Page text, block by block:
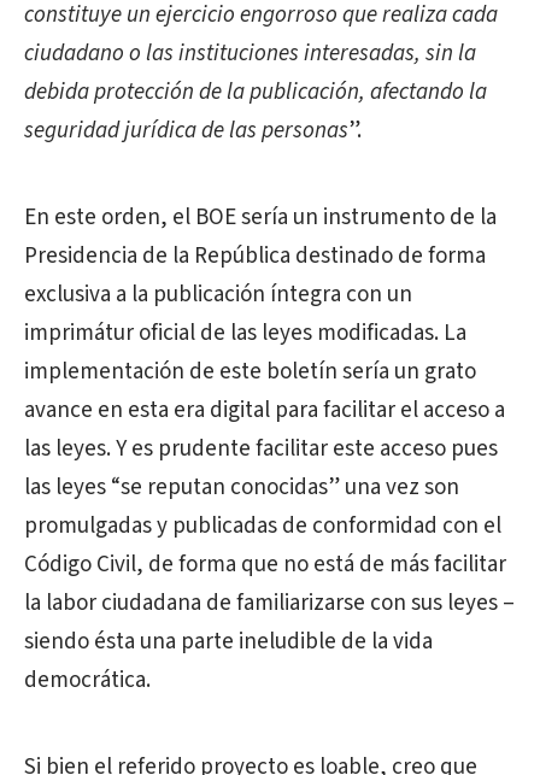
constituye un ejercicio engorroso que realiza cada
ciudadano o las instituciones interesadas, sin la
debida protección de la publicación, afectando la
seguridad jurídica de las personas”.
En este orden, el BOE sería un instrumento de la
Presidencia de la República destinado de forma
exclusiva a la publicación íntegra con un
imprimátur oficial de las leyes modificadas. La
implementación de este boletín sería un grato
avance en esta era digital para facilitar el acceso a
las leyes. Y es prudente facilitar este acceso pues
las leyes “se reputan conocidas” una vez son
promulgadas y publicadas de conformidad con el
Código Civil, de forma que no está de más facilitar
la labor ciudadana de familiarizarse con sus leyes –
siendo ésta una parte ineludible de la vida
democrática.
Si bien el referido proyecto es loable, creo que